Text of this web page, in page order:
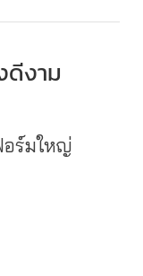
ดีงาม
ร์มใหญ่